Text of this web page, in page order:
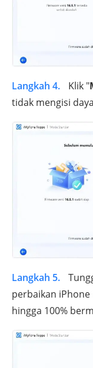
Langkah 4. Klik "
tidak mengisi
Langkah 5.
perbaikan iPhone
hingga 100%